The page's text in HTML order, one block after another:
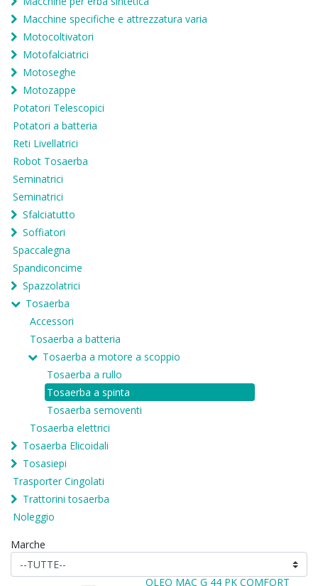
Macchine specifiche e attrezzatura varia
Motocoltivatori
Motofalciatrici
Motoseghe
Motozappe
Potatori Telescopici
Potatori a batteria
Reti Livellatrici
Robot Tosaerba
Seminatrici
Seminatrici
Sfalciatutto
Soffiatori
Spaccalegna
Spandiconcime
Spazzolatrici
Tosaerba
Accessori
Tosaerba a batteria
Tosaerba a motore a scoppio
Tosaerba a rullo
Tosaerba a spinta
Tosaerba semoventi
Tosaerba elettrici
Tosaerba Elicoidali
Tosasiepi
Trasporter Cingolati
Trattorini tosaerba
Noleggio
Marche
OLEO MAC G 44 PK COMFORT